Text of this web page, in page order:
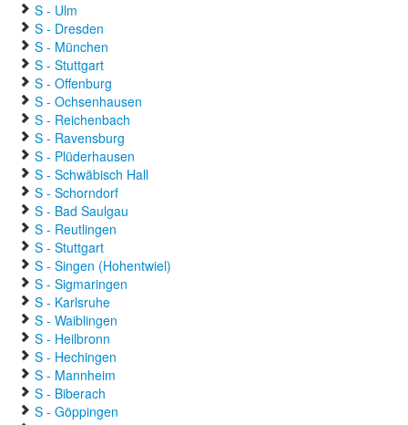
S - Ulm
S - Dresden
S - München
S - Stuttgart
S - Offenburg
S - Ochsenhausen
S - Reichenbach
S - Ravensburg
S - Plüderhausen
S - Schwäbisch Hall
S - Schorndorf
S - Bad Saulgau
S - Reutlingen
S - Stuttgart
S - Singen (Hohentwiel)
S - Sigmaringen
S - Karlsruhe
S - Waiblingen
S - Heilbronn
S - Hechingen
S - Mannheim
S - Biberach
S - Göppingen